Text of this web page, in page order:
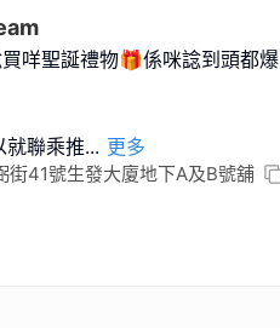
咩聖誕禮物🎁係咪諗到頭都爆
聯乘推... 更多
41號生發大廈地下A及B號舖